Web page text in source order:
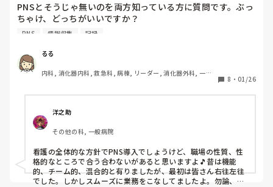
こんなバカな私をせめて笑い飛ばしてください笑
PNSとそうじゃ無いのを両方知っている方に質問です。ぶっ
ちゃけ、どっちがいいですか？
後、PNSを廃止しました。
私は、そのPNSを廃止した病棟からまだPNSをやっている病
棟に9月に異動してきました。
じざるを得ませんでした。
色々な病棟に入院したことのある患者さんも、「(私が異動
する前の病棟の方が)新人が患者から見てもよく動けてた
よ」と言っていました。
現病棟はPNSだけれども、結局は忙しくて、新人の面倒を見
てられず、清潔ケアや単純に点滴を繋げてくるなど、簡単な
仕事しか新人にさせていませんでした。PNSを廃止した病棟
では、イベントは必ずと言っていいほど新人に担当させて、
PNS 情報収集 記録
るる
内科, 消化器内科, 救急科, 病棟, リーダー, 消化器外科, 一般
8 ・ 01/26
洋之助
その他の科, 一般病院
看護の全体的な方針でPNS導入でしょうけど、職場の性質、性
格的なところで合う合わないがあると思いますよ🎵昔は機能
的、チーム的、混合的と有りましたが、最初は皆さん右往左往
でした。しかしスムーズに業務をこなしてましたよ。勿論、指